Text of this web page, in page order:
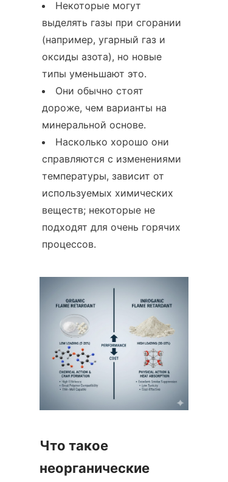
Некоторые могут
выделять газы при сгорании
(например, угарный газ и
оксиды азота), но новые
типы уменьшают это.
Они обычно стоят
дороже, чем варианты на
минеральной основе.
Насколько хорошо они
справляются с изменениями
температуры, зависит от
используемых химических
веществ; некоторые не
подходят для очень горячих
процессов.
Что такое
неорганические